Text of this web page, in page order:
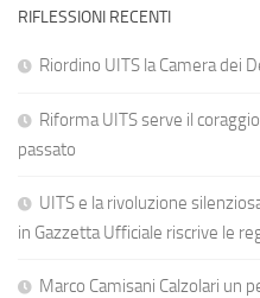
RIFLESSIONI RECENTI
Riordino UITS la Camera dei
Riforma UITS serve il
passato
UITS e la rivoluzione
in Gazzetta Ufficiale riscrive le
Marco Camisani Calzolari un